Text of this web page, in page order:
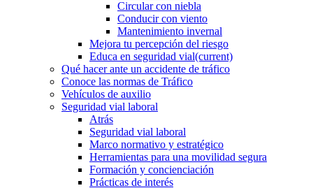
Circular con niebla
Conducir con viento
Mantenimiento invernal
Mejora tu percepción del riesgo
Educa en seguridad vial(current)
Qué hacer ante un accidente de tráfico
Conoce las normas de Tráfico
Vehículos de auxilio
Seguridad vial laboral
Atrás
Seguridad vial laboral
Marco normativo y estratégico
Herramientas para una movilidad segura
Formación y concienciación
Prácticas de interés